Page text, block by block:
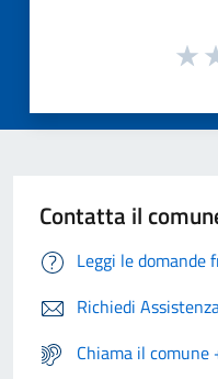
Contatta il
Leggi le domande
Richiedi
Chiama il